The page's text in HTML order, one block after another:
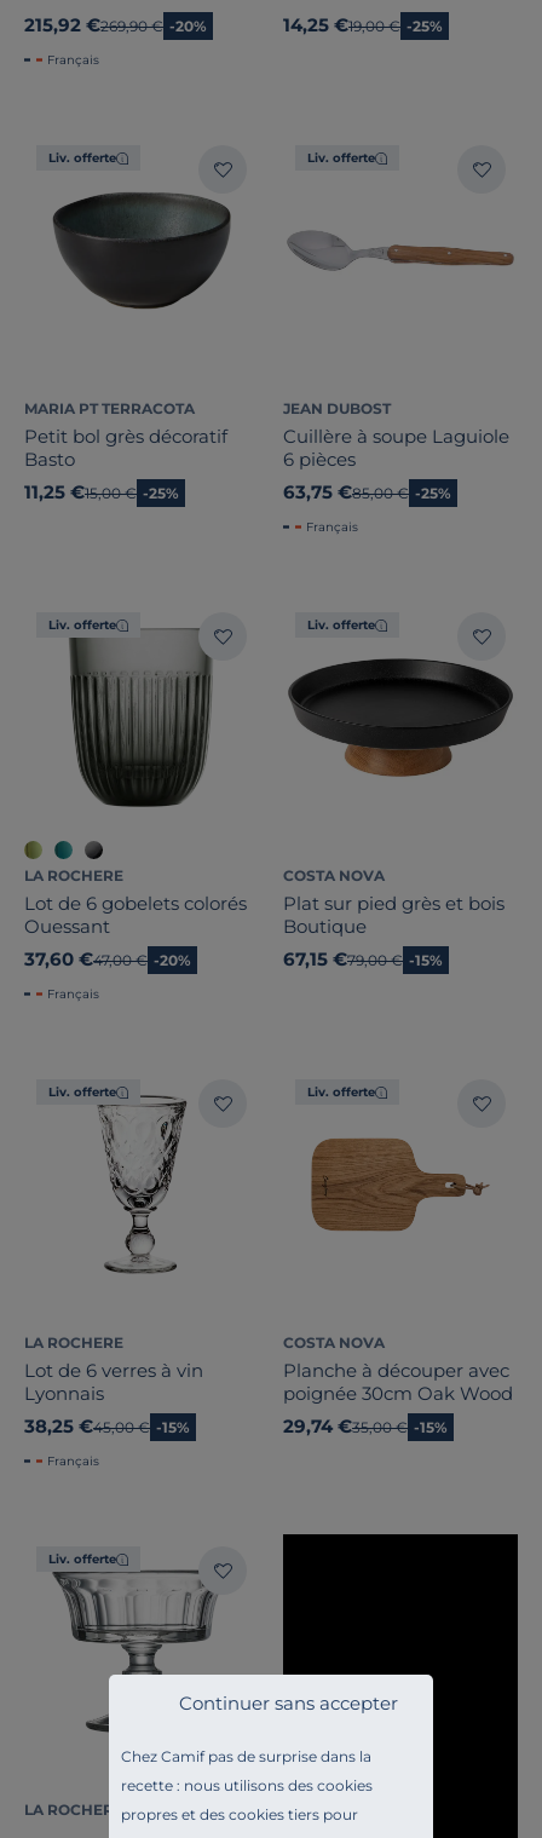
Chez Camif pas de surprise dans la
recette : nous utilisons des cookies
propres et des cookies tiers pour
Continuer sans accepter
215,92 €Ancien prix
269,90 € -20%
Français
14,25 €Ancien prix
19,00 € -25%
Liv. offerte
MARIA PT TERRACOTA
Petit bol grès décoratif
Basto
11,25 €Ancien prix
15,00 € -25%
Liv. offerte
JEAN DUBOST
Cuillère à soupe Laguiole
6 pièces
63,75 €Ancien prix
85,00 € -25%
Français
Liv. offerte
LA ROCHERE
Lot de 6 gobelets colorés
Ouessant
37,60 €Ancien prix
47,00 € -20%
Français
Liv. offerte
COSTA NOVA
Plat sur pied grès et bois
Boutique
67,15 €Ancien prix
79,00 € -15%
Liv. offerte
LA ROCHERE
Lot de 6 verres à vin
Lyonnais
38,25 €Ancien prix
45,00 € -15%
Français
Liv. offerte
COSTA NOVA
Planche à découper avec
poignée 30cm Oak Wood
29,74 €Ancien prix
35,00 € -15%
Liv. offerte
LA ROCHERE